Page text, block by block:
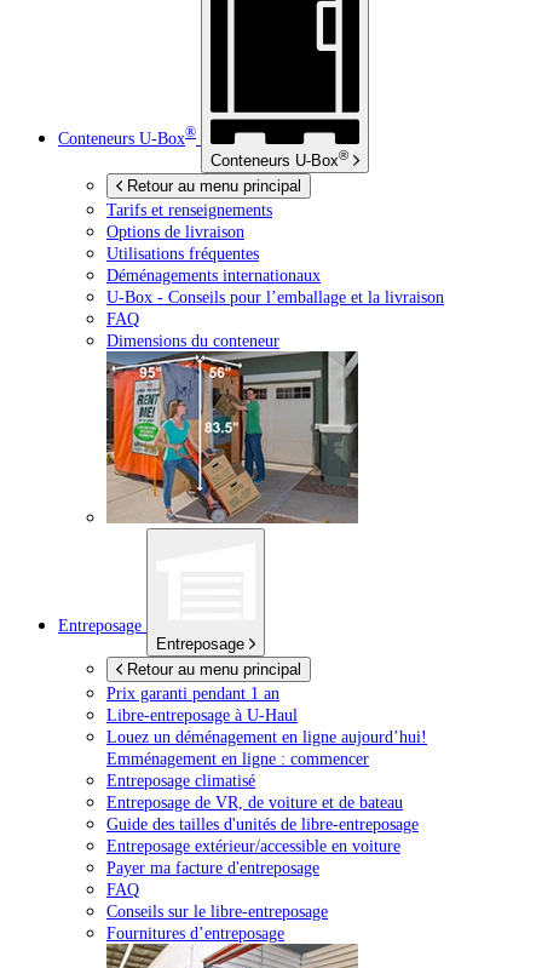
Conteneurs U-Box®
Conteneurs U-Box®
Retour au menu principal
Tarifs et renseignements
Options de livraison
Utilisations fréquentes
Déménagements internationaux
U-Box - Conseils pour l’emballage et la livraison
FAQ
Dimensions du conteneur
Entreposage
Entreposage
Retour au menu principal
Prix garanti pendant 1 an
Libre-entreposage à U-Haul
Louez un déménagement en ligne aujourd’hui!
Emménagement en ligne : commencer
Entreposage climatisé
Entreposage de VR, de voiture et de bateau
Guide des tailles d'unités de libre-entreposage
Entreposage extérieur/accessible en voiture
Payer ma facture d'entreposage
FAQ
Conseils sur le libre-entreposage
Fournitures d’entreposage